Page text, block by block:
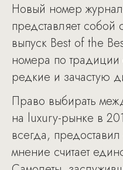
Новый номер
представляет
выпуск Best of the
номера по
редкие и зачастую
Право выбирать
на luxury-рынке в
всегда,
мнение считает